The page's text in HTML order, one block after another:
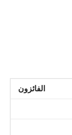
الفائزون